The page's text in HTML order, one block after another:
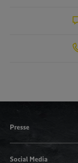
Presse
Social Media